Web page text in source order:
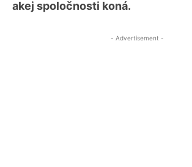
akej spoločnosti koná.
- Advertisement -